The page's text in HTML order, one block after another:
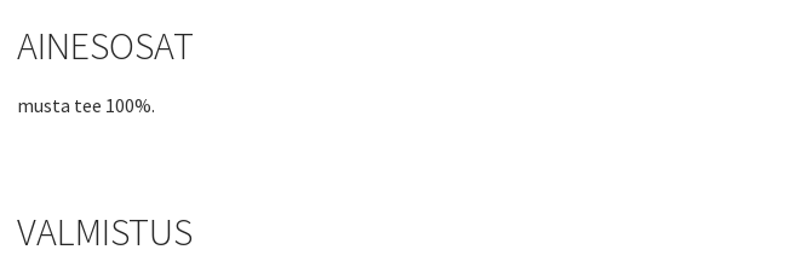
AINESOSAT
musta tee 100%.
VALMISTUS